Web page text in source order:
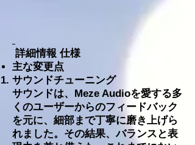
詳細情報 仕様
主な変更点
サウンドチューニング
サウンドは、Meze Audioを愛する多
くのユーザーからのフィードバック
を元に、細部まで丁寧に磨き上げら
れました。その結果、バランスと表